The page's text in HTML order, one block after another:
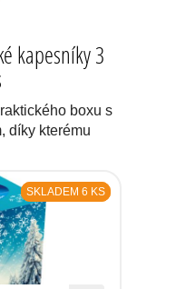
kapesníky 3
boxu s
díky kterému
SKLADEM 6 KS